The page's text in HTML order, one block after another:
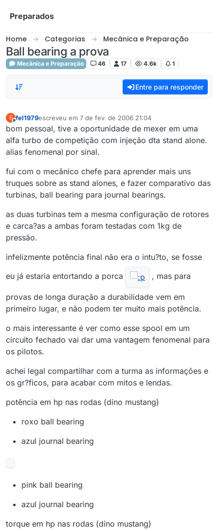
Preparados
Home Categorias Mecânica e Preparação
Ball bearing a prova
Mecânica e Preparação 46 17 4.6k 1
Entre para responder
F fel1979escreveu em 7 de fev. de 2006 21:04
última edição por
bom pessoal, tive a oportunidade de mexer em uma
alfa turbo de competição com injeção dta stand alone.
alias fenomenal por sinal.
fui com o mecânico chefe para aprender mais uns
truques sobre as stand alones, e fazer comparativo das
turbinas, ball bearing para journal bearings.
as duas turbinas tem a mesma configuração de rotores
e carca?as a ambas foram testadas com 1kg de
pressão.
infelizmente potência final não era o intu?to, se fosse
eu já estaria entortando a porca
, mas para
provas de longa duração a durabilidade vem em
primeiro lugar, e não podem ter muito mais potência.
o mais interessante é ver como esse spool em um
circuito fechado vai dar uma vantagem fenomenal para
os pilotos.
achei legal compartilhar com a turma as informações e
os gr?ficos, para acabar com mitos e lendas.
potência em hp nas rodas (dino mustang)
roxo ball bearing
azul journal bearing
pink ball bearing
azul journal bearing
torque em hp nas rodas (dino mustang)